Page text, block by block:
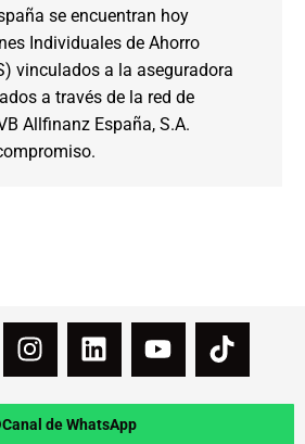
se encuentran hoy
Individuales de Ahorro
vinculados a la aseguradora
a través de la red de
Allfinanz España, S.A.
Canal de WhatsApp